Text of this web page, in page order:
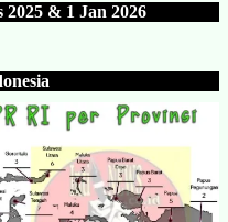
2025 & 1 Jan 2026